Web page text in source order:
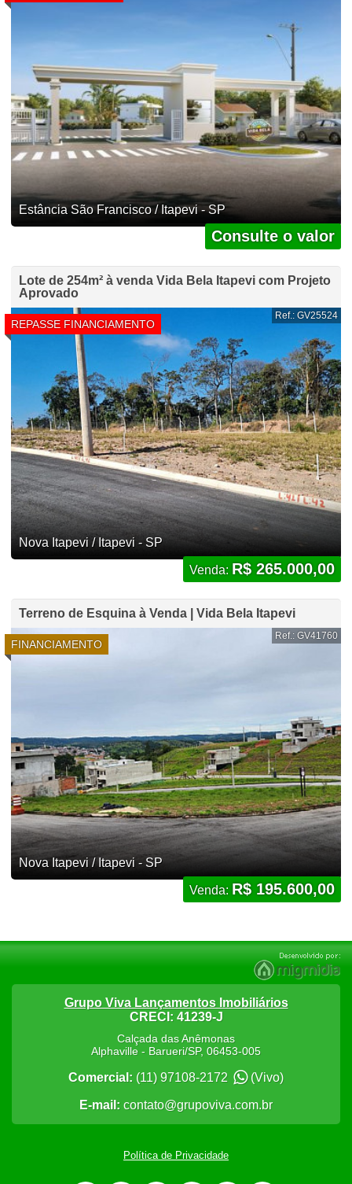
Estância São Francisco / Itapevi - SP
Consulte o valor
Lote de 254m² à venda Vida Bela Itapevi com Projeto
Aprovado
REPASSE FINANCIAMENTO
Ref.: GV25524
Nova Itapevi / Itapevi - SP
Venda: R$ 265.000,00
Terreno de Esquina à Venda | Vida Bela Itapevi
FINANCIAMENTO
Ref.: GV41760
Nova Itapevi / Itapevi - SP
Venda: R$ 195.600,00
Grupo Viva Lançamentos Imobiliários
CRECI: 41239-J
Calçada das Anêmonas
Alphaville - Barueri/SP, 06453-005
Comercial: (11) 97108-2172 (Vivo)
E-mail: contato@grupoviva.com.br
Política de Privacidade